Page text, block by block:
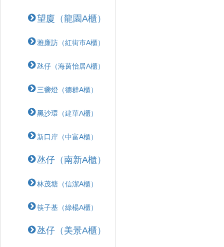
望廈（龍園A櫃）
雅廉訪（紅街巿A櫃）
氹仔（海茵怡居A櫃）
三盞燈（德群A櫃）
黑沙環（建華A櫃）
新口岸（中富A櫃）
氹仔（南新A櫃）
林茂塘（信潔A櫃）
筷子基（綠楊A櫃）
氹仔（美景A櫃）